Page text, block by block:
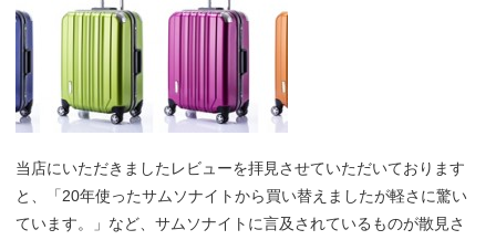
当店にいただきましたレビューを拝見させていただいております
と、「20年使ったサムソナイトから買い替えましたが軽さに驚い
ています。」など、サムソナイトに言及されているものが散見さ